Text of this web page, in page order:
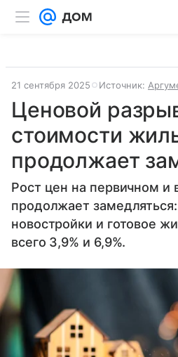
21 сентября 2025 Источник:
Ценовой
стоимости
продолжает
Рост цен на первичном и
продолжает
новостройки и готовое
всего 3,9% и 6,9%.